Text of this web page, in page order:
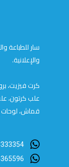
سار للطباعة
والإعلانية.
كرت فيزيت،
علب كرتون،
قماش، لوحات